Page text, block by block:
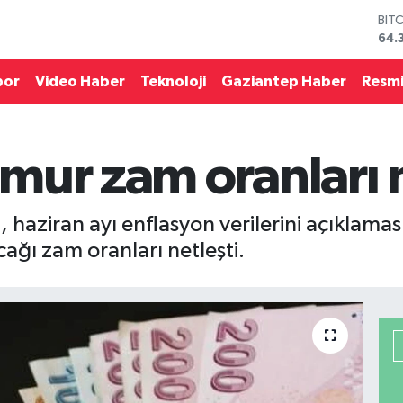
Video Haber Teknoloji Gaziantep Haber
zam oranları
ayı enflasyon verilerini
zam oranları netleşti.